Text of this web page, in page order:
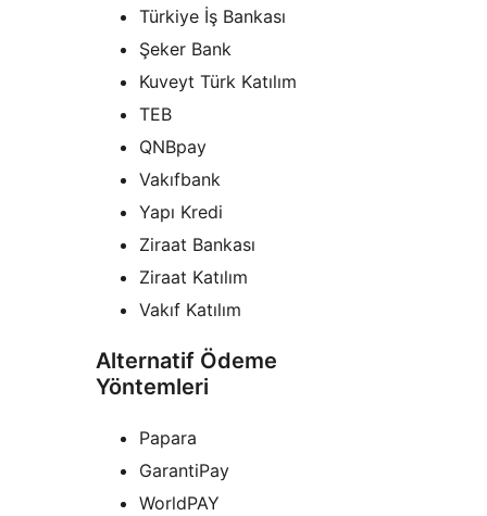
Türkiye İş Bankası
Şeker Bank
Kuveyt Türk Katılım
TEB
QNBpay
Vakıfbank
Yapı Kredi
Ziraat Bankası
Ziraat Katılım
Vakıf Katılım
Alternatif Ödeme
Yöntemleri
Papara
GarantiPay
WorldPAY